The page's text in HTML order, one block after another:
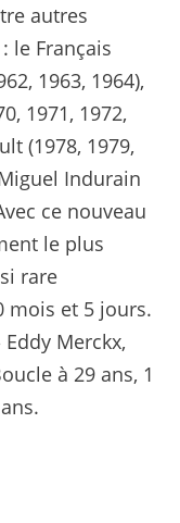
autres
le Français
1963, 1964),
1971, 1972,
(1978, 1979,
Indurain
ce nouveau
le plus
rare
mois et 5 jours.
Merckx,
à 29 ans, 1